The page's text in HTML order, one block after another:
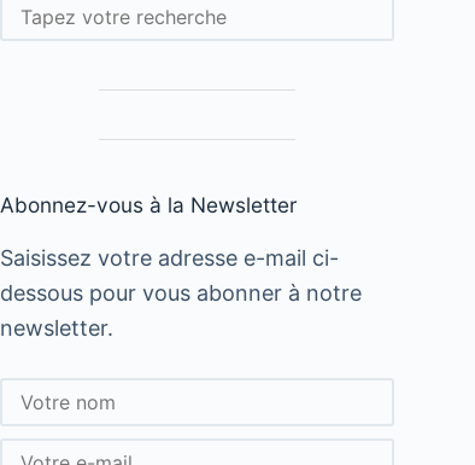
Rechercher
Abonnez-vous à la Newsletter
Saisissez votre adresse e-mail ci-
dessous pour vous abonner à notre
newsletter.